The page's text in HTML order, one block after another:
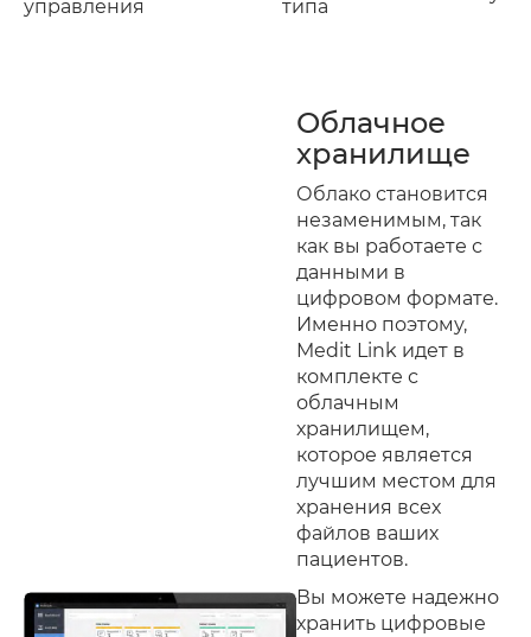
управления типа
Облачное
хранилище
Облако становится
незаменимым, так
как вы работаете с
данными в
цифровом формате.
Именно поэтому,
Medit Link идет в
комплекте с
облачным
хранилищем,
которое является
лучшим местом для
хранения всех
файлов ваших
пациентов.
Вы можете надежно
хранить цифровые